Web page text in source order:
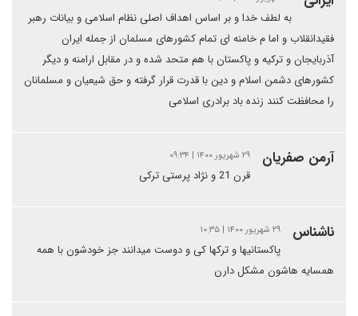
به لطف خدا و بر اساس اهداف اصلی نظام اسلامی و بیانات رهبر
فقیدانقلاب و اما م خامنه ای تمام کشورهای مسلمان از جمله ایران
آذربایجان و ترکیه و پاکستان با هم متحد شده و در مقابل ارامنه و دیگر
کشورهای دشمن اسلام و دین با قدرت قرار گرفته و حق شیعیان و مسلمانان
را محافظت کنند زنده باد برادری اسلامی
آرمن صفريان ۲۹ شهریور ۱۴۰۰ | ۰۹:۳۴
قرن 21 و نژاد پرستی ترکی
ناشناس ۲۹ شهریور ۱۴۰۰ | ۱۰:۳۵
پاکستانیها و ترکها کی و دوست میدانند جز خودشون با همه
همسایه هاشون مشکل دارن